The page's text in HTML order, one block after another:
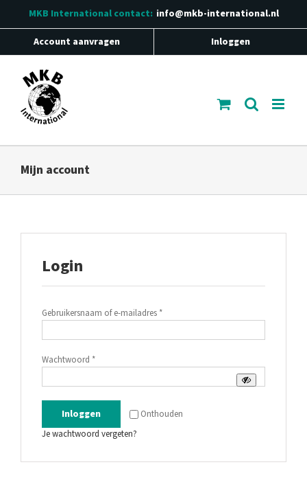
inhoud
MKB Internationalcontact: info@mkb-international.nl
Account aanvragen Inloggen
Mijn account
Login
Gebruikersnaam of e-mailadres *Vereist
Wachtwoord *Vereist
Onthouden
Inloggen
Je wachtwoord vergeten?